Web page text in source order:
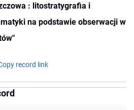
: litostratygrafia i
na podstawie obserwacji w
record link